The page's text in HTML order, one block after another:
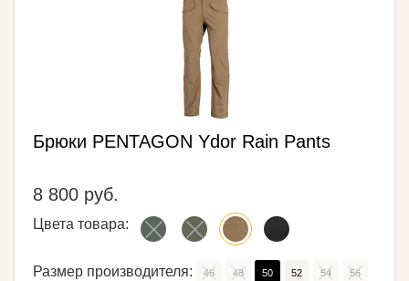
Брюки PENTAGON Ydor Rain Pants
8 800 руб.
Цвета товара:
Размер производителя: 46 48 50 52 54 56